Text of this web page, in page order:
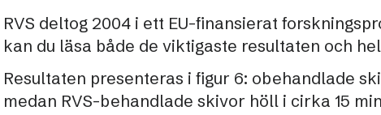
RVS deltog 2004 i ett EU-finansierat
kan du läsa både de viktigaste resultaten och
Resultaten presenteras i figur 6: obehandlade
medan RVS-behandlade skivor höll i cirka 15